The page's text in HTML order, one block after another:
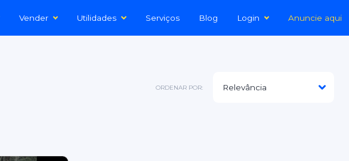
Vender Utilidades Serviços Blog Login Anuncie aqui
ORDENAR POR: